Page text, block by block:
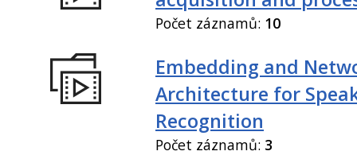
Počet záznamů: 10
Embedding and
Architecture for
Recognition
Počet záznamů: 3